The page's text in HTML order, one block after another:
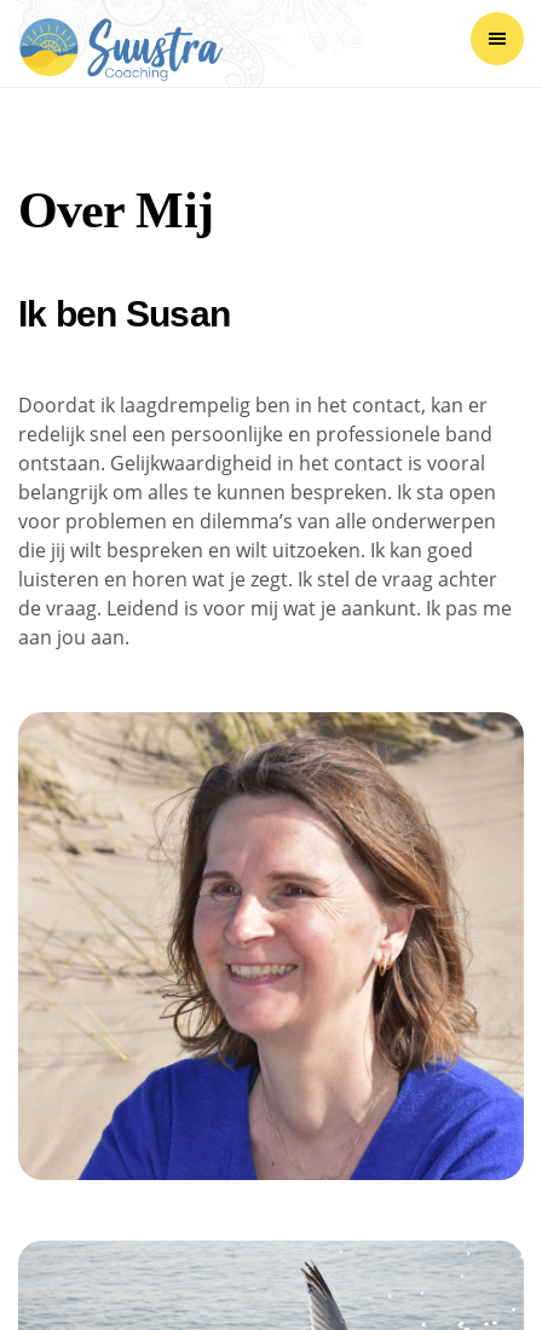
Over Mij
Ik ben Susan
Doordat ik laagdrempelig ben in het contact, kan er
redelijk snel een persoonlijke en professionele band
ontstaan. Gelijkwaardigheid in het contact is vooral
belangrijk om alles te kunnen bespreken. Ik sta open
voor problemen en dilemma’s van alle onderwerpen
die jij wilt bespreken en wilt uitzoeken. Ik kan goed
luisteren en horen wat je zegt. Ik stel de vraag achter
de vraag. Leidend is voor mij wat je aankunt. Ik pas me
aan jou aan.